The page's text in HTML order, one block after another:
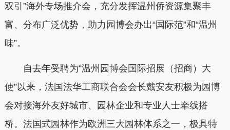
双引”海外专场推介会，充分发挥温州侨资源集聚丰
富、分布广泛优势，助力园博会办出“国际范”和“温州
味”。
自去年受聘为“温州园博会国际招展（招商）大
使”以来，法国法华工商联合会会长戴安友积极为园博
会对接海外友好城市、园林企业和专业人士牵线搭
桥。法国式园林作为欧洲三大园林体系之一，极具特